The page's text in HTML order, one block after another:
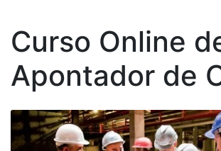
Curso Online
Apontador de